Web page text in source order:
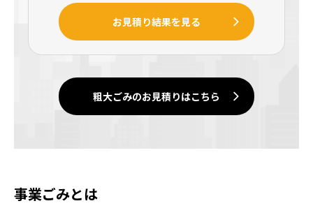
お見積り結果を見る
粗大ごみのお見積りはこちら
事業ごみとは